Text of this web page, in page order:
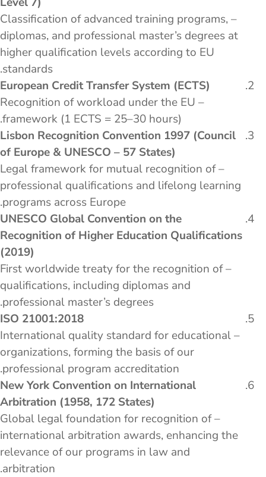
– Classification of advanced training programs,
diplomas, and professional master’s degrees at
higher qualification levels according to EU
standards.
European Credit Transfer System (ECTS)
– Recognition of workload under the EU
framework (1 ECTS = 25–30 hours).
Lisbon Recognition Convention 1997 (Council
of Europe & UNESCO – 57 States)
– Legal framework for mutual recognition of
professional qualifications and lifelong learning
programs across Europe.
UNESCO Global Convention on the
Recognition of Higher Education Qualifications
(2019)
– First worldwide treaty for the recognition of
qualifications, including diplomas and
professional master’s degrees.
ISO 21001:2018
– International quality standard for educational
organizations, forming the basis of our
professional program accreditation.
New York Convention on International
Arbitration (1958, 172 States)
– Global legal foundation for recognition of
international arbitration awards, enhancing the
relevance of our programs in law and
arbitration.